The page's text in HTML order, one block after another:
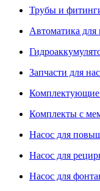
Трубы и
Автоматика для
Запчасти для
Комплектующие
Комплекты с
Насос для
Насос для
Насос для